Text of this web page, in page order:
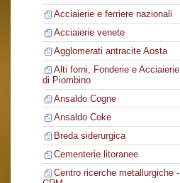
Acciaierie e ferriere nazionali
Acciaierie venete
Agglomerati antracite Aosta
Alti forni, Fonderie e Acciaierie
di Piombino
Ansaldo Cogne
Ansaldo Coke
Breda siderurgica
Cementerie litoranee
Centro ricerche metallurgiche -